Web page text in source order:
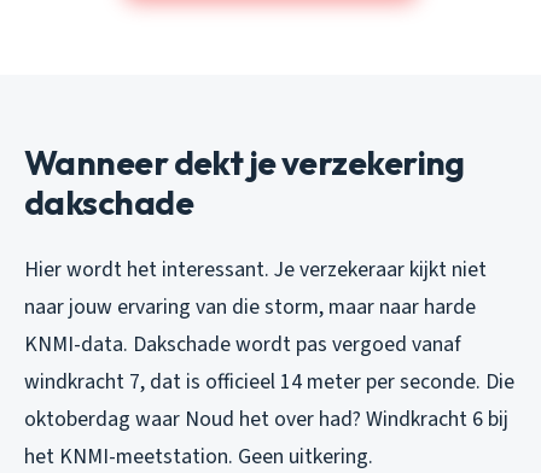
Wanneer dekt je verzekering
dakschade
Hier wordt het interessant. Je verzekeraar kijkt niet
naar jouw ervaring van die storm, maar naar harde
KNMI-data. Dakschade wordt pas vergoed vanaf
windkracht 7, dat is officieel 14 meter per seconde. Die
oktoberdag waar Noud het over had? Windkracht 6 bij
het KNMI-meetstation. Geen uitkering.